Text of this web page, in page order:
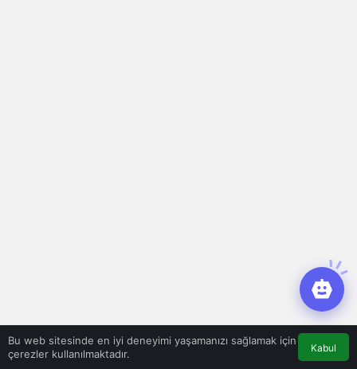
Bir Cevap Yaz
Bu web sitesinde en iyi deneyimi yaşamanızı sağlamak için
çerezler kullanılmaktadır.
Kabul